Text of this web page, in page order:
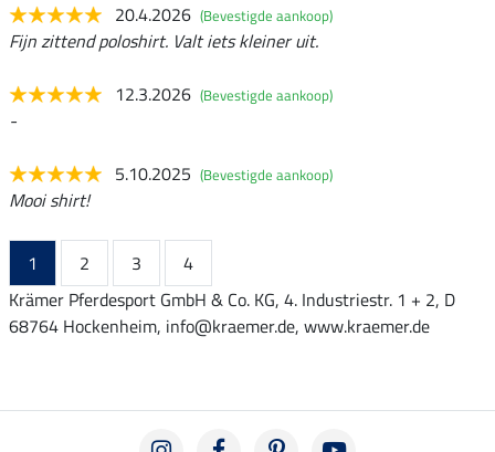
20.4.2026 (Bevestigde aankoop)
Fijn zittend poloshirt. Valt iets kleiner uit.
12.3.2026 (Bevestigde aankoop)
-
5.10.2025 (Bevestigde aankoop)
Mooi shirt!
1 2 3
4
Krämer Pferdesport GmbH & Co. KG, 4. Industriestr. 1 + 2, D
68764 Hockenheim, info@kraemer.de, www.kraemer.de